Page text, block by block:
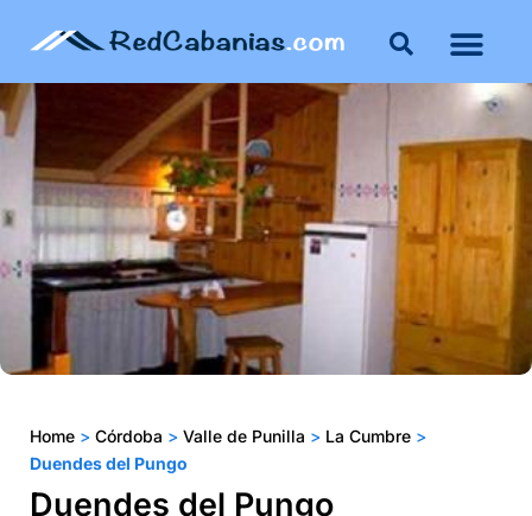
Home > Córdoba > Valle de Punilla > La Cumbre >
Duendes del Pungo
Duendes del Pungo